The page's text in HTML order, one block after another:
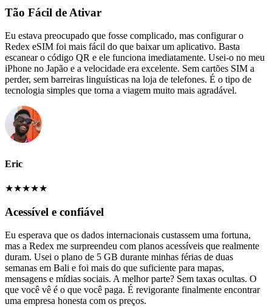
Tão Fácil de Ativar
Eu estava preocupado que fosse complicado, mas configurar o
Redex eSIM foi mais fácil do que baixar um aplicativo. Basta
escanear o código QR e ele funciona imediatamente. Usei-o no meu
iPhone no Japão e a velocidade era excelente. Sem cartões SIM a
perder, sem barreiras linguísticas na loja de telefones. É o tipo de
tecnologia simples que torna a viagem muito mais agradável.
Eric
★★★★★
Acessível e confiável
Eu esperava que os dados internacionais custassem uma fortuna,
mas a Redex me surpreendeu com planos acessíveis que realmente
duram. Usei o plano de 5 GB durante minhas férias de duas
semanas em Bali e foi mais do que suficiente para mapas,
mensagens e mídias sociais. A melhor parte? Sem taxas ocultas. O
que você vê é o que você paga. É revigorante finalmente encontrar
uma empresa honesta com os preços.